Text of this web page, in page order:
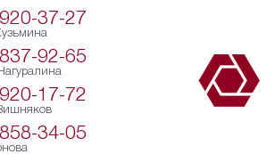
37-27
92-65
17-72
34-05